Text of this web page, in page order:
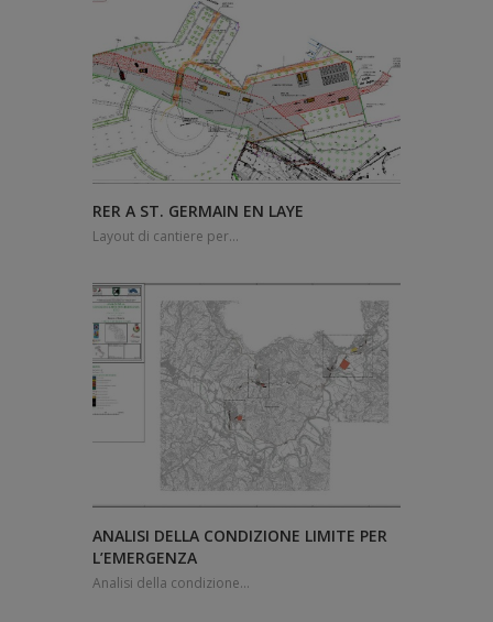
RER A ST. GERMAIN EN LAYE
Layout di cantiere per...
ANALISI DELLA CONDIZIONE LIMITE PER
L’EMERGENZA
Analisi della condizione...